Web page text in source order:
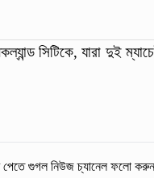
সিটিকে, যারা দুই
পেতে গুগল নিউজ চ্যানেল ফলো